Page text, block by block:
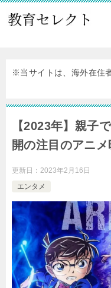
※当サイトは、海外在住
【2023年】親子
開の注目のアニメ
更新日： 2023年2月16日
エンタメ